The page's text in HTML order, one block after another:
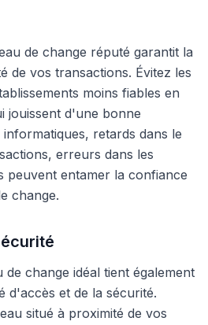
de change réputé garantit la
de vos transactions. Évitez les
moins fiables en
jouissent d'une bonne
retards dans le
erreurs dans les
peuvent entamer la confiance
change.
change idéal tient également
d'accès et de la sécurité.
situé à proximité de vos